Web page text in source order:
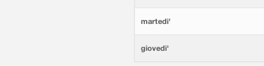
martedi'
giovedi'